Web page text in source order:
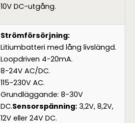
10V DC-utgång.
Strömförsörjning:
Litiumbatteri med lång livslängd.
Loopdriven 4-20mA.
8-24V AC/DC.
115-230V AC.
Grundläggande: 8-30V
DC.Sensorspänning: 3,2V, 8,2V,
12V eller 24V DC.